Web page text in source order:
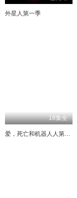
外星人第一季
18集全
爱，死亡和机器人人第一季